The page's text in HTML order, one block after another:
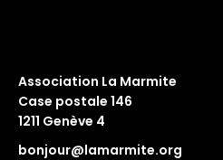
Association La Marmite
Case postale 146
1211 Genève 4
bonjour@lamarmite.org